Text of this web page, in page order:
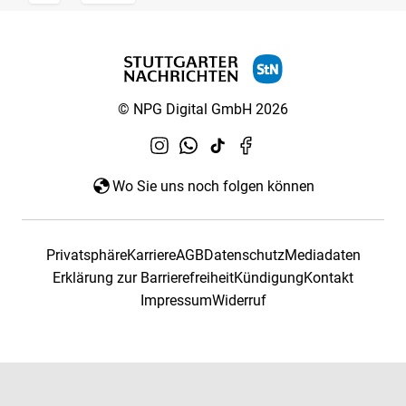
© NPG Digital GmbH 2026
Wo Sie uns noch folgen können
PrivatsphäreKarriereAGBDatenschutzMediadaten
Erklärung zur BarrierefreiheitKündigungKontakt
ImpressumWiderruf